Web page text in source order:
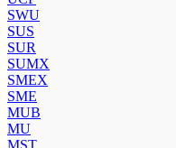
SWU
SUS
SUR
SUMX
SMEX
SME
MUB
MU
MST